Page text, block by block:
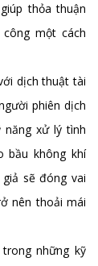
thỏa thuận
một cách
dịch thuật tài
phiên dịch
năng xử lý tình
bầu không khí
sẽ đóng vai
nên thoải mái
những kỹ